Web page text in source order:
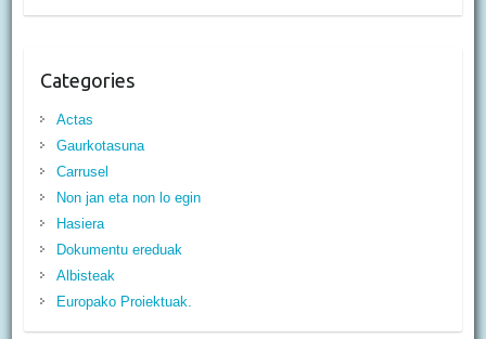
Categories
Actas
Gaurkotasuna
Carrusel
Non jan eta non lo egin
Hasiera
Dokumentu ereduak
Albisteak
Europako Proiektuak.